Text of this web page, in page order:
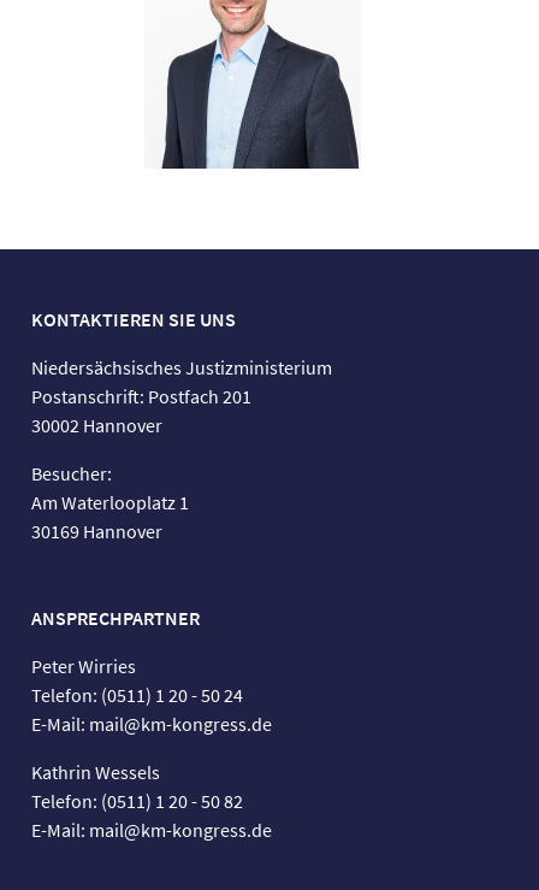
KONTAKTIEREN SIE UNS
Niedersächsisches Justizministerium
Postanschrift: Postfach 201
30002 Hannover
Besucher:
Am Waterlooplatz 1
30169 Hannover
ANSPRECHPARTNER
Peter Wirries
Telefon: (0511) 1 20 - 50 24
E-Mail: mail@km-kongress.de
Kathrin Wessels
Telefon: (0511) 1 20 - 50 82
E-Mail: mail@km-kongress.de